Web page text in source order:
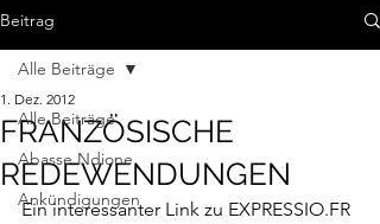
Beitrag
Alle Beiträge
Abasse Ndione
Ankündigungen
Alle Beiträge
FRANZÖSISCHE
REDEWENDUNGEN
1. Dez. 2012
Ein interessanter Link zu EXPRESSIO.FR